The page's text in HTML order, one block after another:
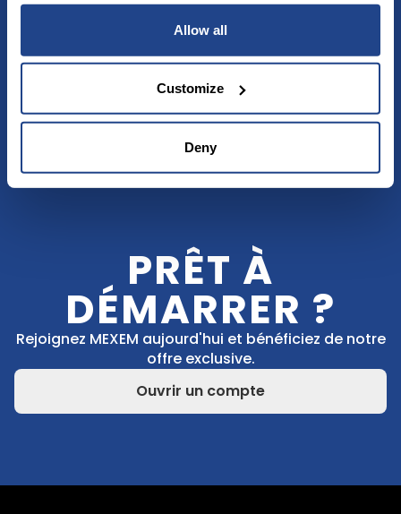
Allow all
Customize
Deny
Les ETF US sont uniquement disponibles pour les clients
Conditions : Avoir un compte actif et une valeur nette (NAV) d'au
PRÊT À
DÉMARRER ?
Rejoignez MEXEM aujourd'hui et bénéficiez de notre
offre exclusive.
Ouvrir un compte